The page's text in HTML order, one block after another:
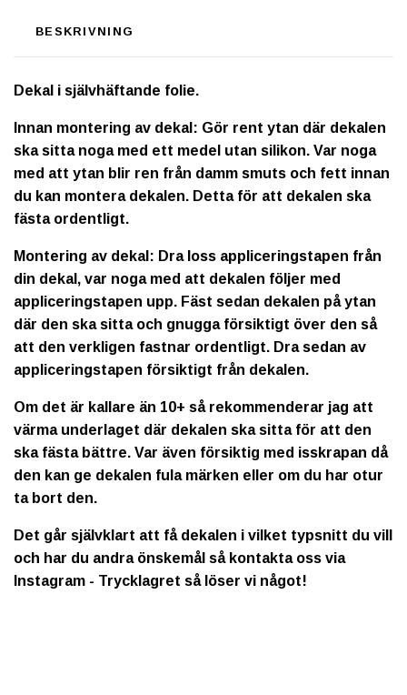
BESKRIVNING
Dekal i självhäftande folie.
Innan montering av dekal: Gör rent ytan där dekalen
ska sitta noga med ett medel utan silikon. Var noga
med att ytan blir ren från damm smuts och fett innan
du kan montera dekalen. Detta för att dekalen ska
fästa ordentligt.
Montering av dekal: Dra loss appliceringstapen från
din dekal, var noga med att dekalen följer med
appliceringstapen upp. Fäst sedan dekalen på ytan
där den ska sitta och gnugga försiktigt över den så
att den verkligen fastnar ordentligt. Dra sedan av
appliceringstapen försiktigt från dekalen.
Om det är kallare än 10+ så rekommenderar jag att
värma underlaget där dekalen ska sitta för att den
ska fästa bättre. Var även försiktig med isskrapan då
den kan ge dekalen fula märken eller om du har otur
ta bort den.
Det går självklart att få dekalen i vilket typsnitt du vill
och har du andra önskemål så kontakta oss via
Instagram - Trycklagret så löser vi något!